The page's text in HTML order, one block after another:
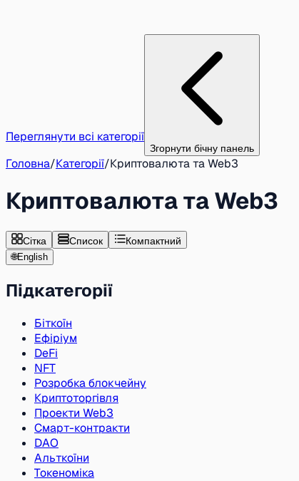
Переглянути всі категорії
Згорнути бічну панель
Головна/Категорії/Криптовалюта та Web3
Криптовалюта та Web3
Сітка Список Компактний
🌐English
Підкатегорії
Біткоїн
Ефіріум
DeFi
NFT
Розробка блокчейну
Криптоторгівля
Проекти Web3
Смарт-контракти
DAO
Альткоїни
Токеноміка